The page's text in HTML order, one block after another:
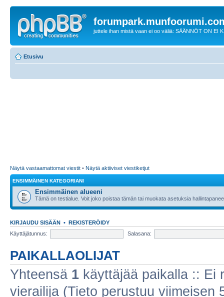
juttele ihan mistä vaan ei oo väliä: SÄÄNNÖT ON EI
Etusivu
Näytä vastaamattomat viestit • Näytä aktiiviset viestiketjut
ENSIMMÄINEN KATEGORIANI
Ensimmäinen alueeni
Tämä on testialue. Voit joko poistaa tämän tai muokata asetuksia
KIRJAUDU SISÄÄN • REKISTERÖIDY
Käyttäjätunnus:
Salasana:
PAIKALLAOLIJAT
Yhteensä 1 käyttäjää paikalla :: Ei
vierailija (Tieto perustuu viimeisen